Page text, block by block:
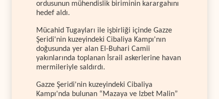
ordusunun mühendislik biriminin karargahını
hedef aldı.
Mücahid Tugayları ile işbirliği içinde Gazze
Şeridi'nin kuzeyindeki Cibaliya Kampı'nın
doğusunda yer alan El-Buhari Camii
yakınlarında toplanan İsrail askerlerine havan
mermileriyle saldırdı.
Gazze Şeridi'nin kuzeyindeki Cibaliya
Kampı'nda bulunan “Mazaya ve Izbet Malin”